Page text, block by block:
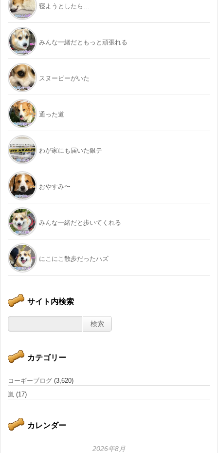
寝ようとしたら…
みんな一緒だともっと頑張れる
スヌーピーがいた
通った道
わが家にも届いた銀テ
おやすみ〜
みんな一緒だと歩いてくれる
にこにこ散歩だったハズ
サイト内検索
カテゴリー
コーギーブログ (3,620)
嵐 (17)
カレンダー
2026年8月